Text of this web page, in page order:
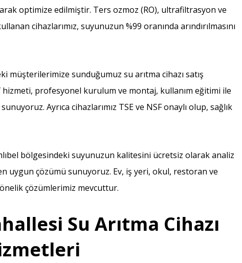
optimize edilmiştir. Ters ozmoz (RO), ultrafiltrasyon ve
cihazlarımız, suyunuzun %99 oranında arındırılmasını
müşterilerimize sunduğumuz su arıtma cihazı satış
profesyonel kurulum ve montaj, kullanım eğitimi ile
Ayrıca cihazlarımız TSE ve NSF onaylı olup, sağlık
bölgesindeki suyunuzun kalitesini ücretsiz olarak analiz
uygun çözümü sunuyoruz. Ev, iş yeri, okul, restoran ve
çözümlerimiz mevcuttur.
Su Arıtma Cihazı